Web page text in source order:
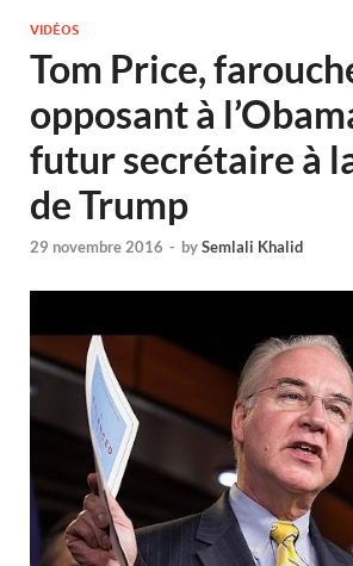
VIDÉOS
Tom Price,
opposant à
futur secrétaire à
de Trump
29 novembre 2016 - bySemlali Khalid